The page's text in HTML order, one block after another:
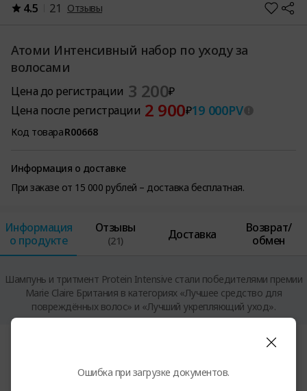
4.5 21 Отзывы
Атоми Интенсивный набор по уходу за
волосами
Цена до регистрации 3 200₽
Цена после регистрации 2 900₽19 000PV
Код товараR00668
Информация о доставке
При заказе от 15 000 рублей – доставка бесплатная.
Информация
о продукте
Отзывы
(21) Доставка
Возврат/
обмен
Шампунь и тритмент Protein Intensive стали победителями премии
Marie Claire Британия в категориях «Лучшее средство для
повреждённых волос» и «Лучший укрепляющий уход».
Ошибка при загрузке документов.